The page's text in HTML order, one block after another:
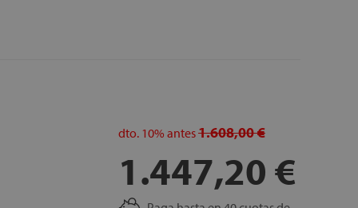
dto. 10% antes1.608,00 €
1.447,20 €